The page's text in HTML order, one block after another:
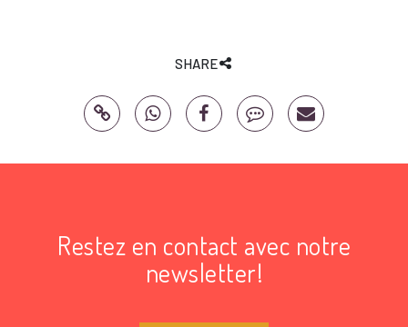
SHARE
Restez en contact avec notre
newsletter!